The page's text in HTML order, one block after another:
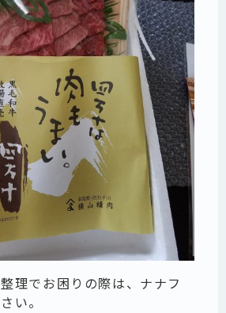
理でお困りの際は、ナナフ
い。